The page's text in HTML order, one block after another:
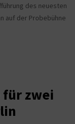
des neuesten
auf der Probebühne
für zwei